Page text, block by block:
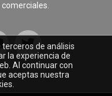
de análisis
la experiencia de
Al continuar con
aceptas nuestra